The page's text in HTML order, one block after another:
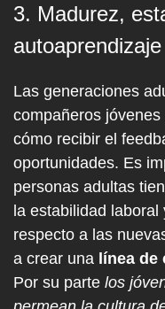
3. Madurez,
autoaprendizaje
Las generaciones
compañeros
cómo recibir el
oportunidades. Es
personas adultas
la estabilidad
respecto a las
a crear una línea de
Por su parte los